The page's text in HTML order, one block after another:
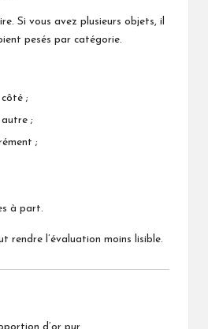
Si vous avez plusieurs objets, il
pesés par catégorie.
côté ;
autre ;
;
à part.
rendre l’évaluation moins lisible.
d’or pur.